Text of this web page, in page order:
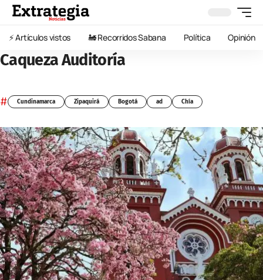
⚡️ Artículos vistos 🚂 Recorridos Sabana Política Opinión
Caqueza Auditoría
# Cundinamarca Zipaquirá Bogotá ad Chía